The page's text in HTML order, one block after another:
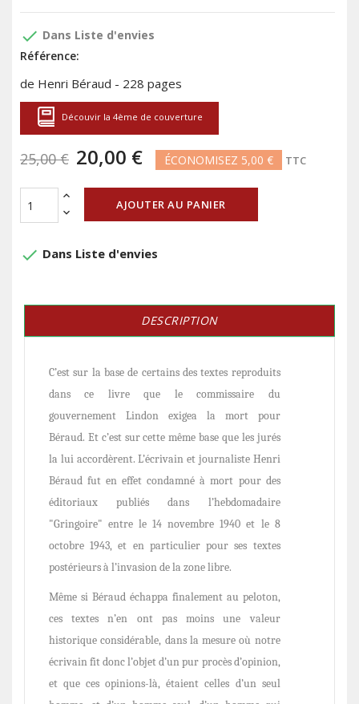
done Dans Liste d'envies
Référence:
de Henri Béraud - 228 pages
Découvir la 4ème de couverture
25,00 € 20,00 € ÉCONOMISEZ 5,00 € TTC
AJOUTER AU PANIER
done Dans Liste d'envies
DESCRIPTION
C’est sur la base de certains des textes reproduits
dans ce livre que le commissaire du
gouvernement Lindon exigea la mort pour
Béraud. Et c’est sur cette même base que les jurés
la lui accordèrent. L’écrivain et jour­naliste Henri
Béraud fut en effet condamné à mort pour des
éditoriaux publiés dans l’hebdomadaire
"Gringoire" entre le 14 novembre 1940 et le 8
octobre 1943, et en particulier pour ses textes
postérieurs à l’invasion de la zone libre.
Même si Béraud échappa finalement au peloton,
ces textes n’en ont pas moins une valeur
historique considérable, dans la mesure où notre
écrivain fit donc l’objet d’un pur procès d’opinion,
et que ces opinions-là, étaient celles d’un seul